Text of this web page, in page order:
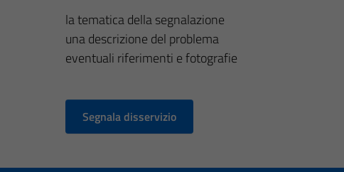
la tematica della segnalazione
una descrizione del problema
eventuali riferimenti e fotografie
Segnala disservizio